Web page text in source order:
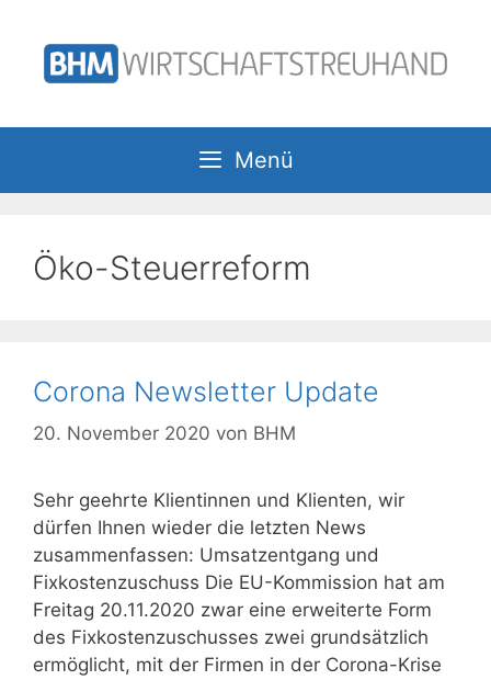
Inhalt
springen
Menü
Öko-Steuerreform
Corona Newsletter Update
20. November 2020 von BHM
Sehr geehrte Klientinnen und Klienten, wir
dürfen Ihnen wieder die letzten News
zusammenfassen: Umsatzentgang und
Fixkostenzuschuss Die EU-Kommission hat am
Freitag 20.11.2020 zwar eine erweiterte Form
des Fixkostenzuschusses zwei grundsätzlich
ermöglicht, mit der Firmen in der Corona-Krise